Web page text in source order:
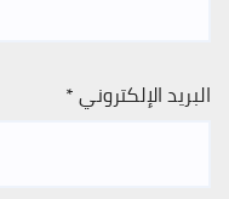
البريد الإلكتروني*